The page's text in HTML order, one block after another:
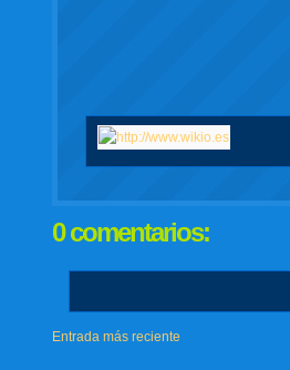
0 comentarios:
Entrada más reciente